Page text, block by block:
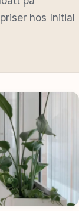
hos Initial